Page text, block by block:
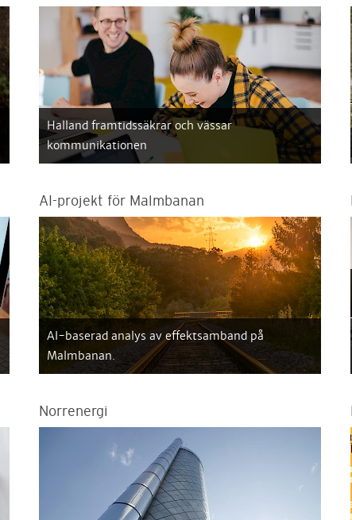
Halland framtidssäkrar och vässar
kommunikationen
AI-projekt för Malmbanan
AI-baserad analys av effektsamband på
Malmbanan.
Norrenergi